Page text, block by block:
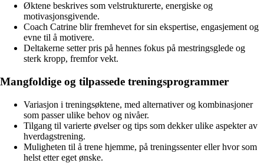
Øktene beskrives som velstrukturerte, energiske og
motivasjonsgivende.
Coach Catrine blir fremhevet for sin ekspertise, engasjement og
evne til å motivere.
Deltakerne setter pris på hennes fokus på mestringsglede og
sterk kropp, fremfor vekt.
Mangfoldige og tilpassede treningsprogrammer
Variasjon i treningsøktene, med alternativer og kombinasjoner
som passer ulike behov og nivåer.
Tilgang til varierte øvelser og tips som dekker ulike aspekter av
hverdagstrening.
Muligheten til å trene hjemme, på treningssenter eller hvor som
helst etter eget ønske.